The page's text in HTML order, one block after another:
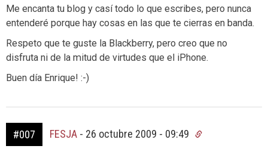
Me encanta tu blog y casí todo lo que escribes, pero nunca
entenderé porque hay cosas en las que te cierras en banda.
Respeto que te guste la Blackberry, pero creo que no
disfruta ni de la mitud de virtudes que el iPhone.
Buen día Enrique! :-)
#007 FESJA - 26 octubre 2009 - 09:49